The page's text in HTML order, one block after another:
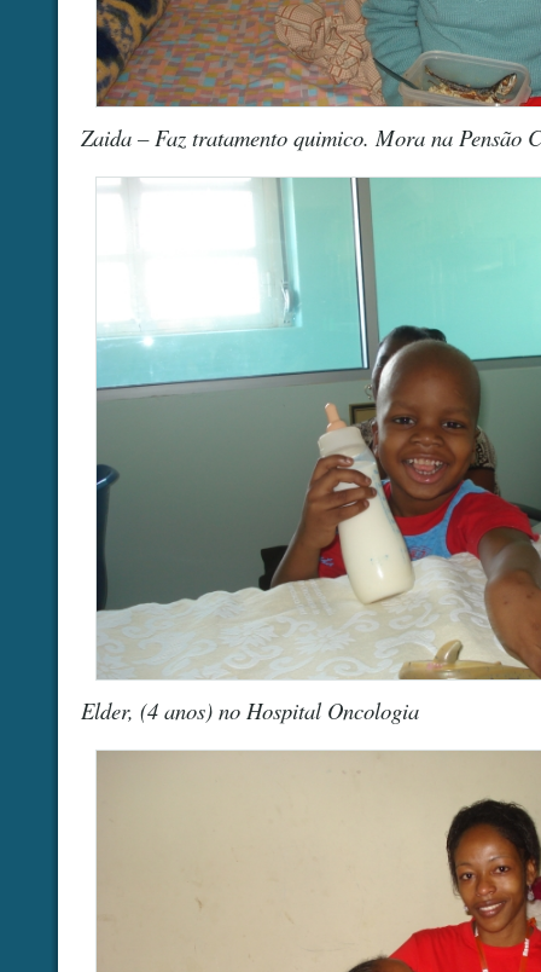
Zaida – Faz tratamento quimico. Mora na Pensão
Elder, (4 anos) no Hospital Oncologia